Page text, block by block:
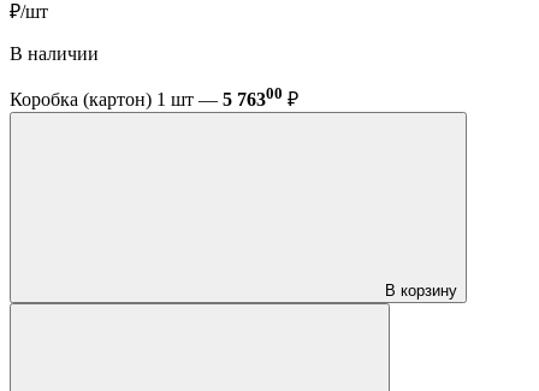
₽/шт
В наличии
Коробка (картон) 1 шт — 5 76300 ₽
В корзину